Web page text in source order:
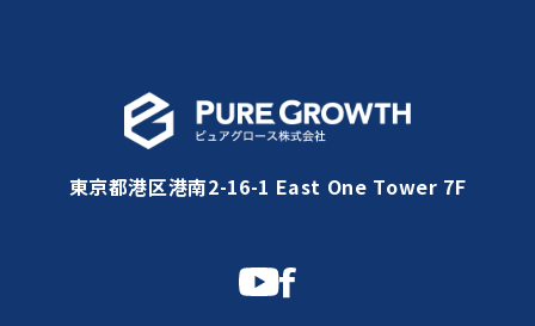
東京都港区港南2-16-1 East One Tower 7F